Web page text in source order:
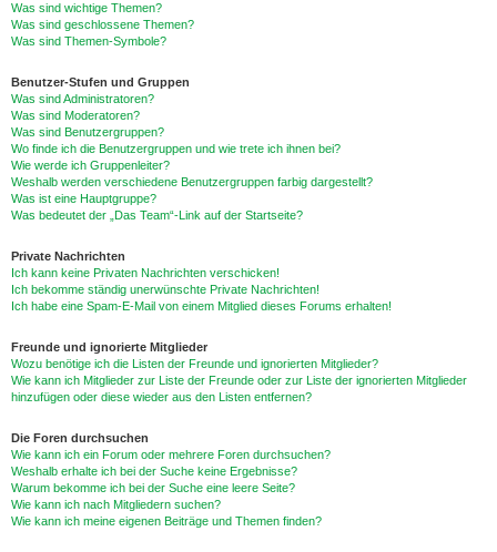
Was sind wichtige Themen?
Was sind geschlossene Themen?
Was sind Themen-Symbole?
Benutzer-Stufen und Gruppen
Was sind Administratoren?
Was sind Moderatoren?
Was sind Benutzergruppen?
Wo finde ich die Benutzergruppen und wie trete ich ihnen bei?
Wie werde ich Gruppenleiter?
Weshalb werden verschiedene Benutzergruppen farbig dargestellt?
Was ist eine Hauptgruppe?
Was bedeutet der „Das Team“-Link auf der Startseite?
Private Nachrichten
Ich kann keine Privaten Nachrichten verschicken!
Ich bekomme ständig unerwünschte Private Nachrichten!
Ich habe eine Spam-E-Mail von einem Mitglied dieses Forums erhalten!
Freunde und ignorierte Mitglieder
Wozu benötige ich die Listen der Freunde und ignorierten Mitglieder?
Wie kann ich Mitglieder zur Liste der Freunde oder zur Liste der ignorierten Mitglieder
hinzufügen oder diese wieder aus den Listen entfernen?
Die Foren durchsuchen
Wie kann ich ein Forum oder mehrere Foren durchsuchen?
Weshalb erhalte ich bei der Suche keine Ergebnisse?
Warum bekomme ich bei der Suche eine leere Seite?
Wie kann ich nach Mitgliedern suchen?
Wie kann ich meine eigenen Beiträge und Themen finden?